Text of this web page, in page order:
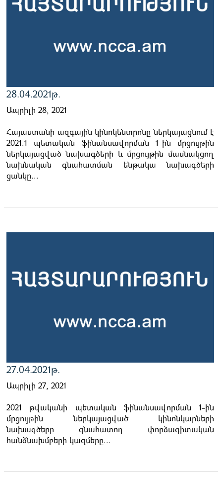
28.04.2021թ.
Ապրիլի 28, 2021
Հայաստանի ազգային կինոկենտրոնը ներկայացնում է
2021.1 պետական ֆինանսավորման 1-ին մրցույթին
ներկայացված նախագծերի և մրցույթին մասնակցող
նախնական գնահատման ենթակա նախագծերի
ցանկը...
27.04.2021թ.
Ապրիլի 27, 2021
2021 թվականի պետական ֆինանսավորման 1-ին
մրցույթին ներկայացված կինոնկարների
նախագծերը գնահատող փորձագիտական
հանձնախմբերի կազմերը...